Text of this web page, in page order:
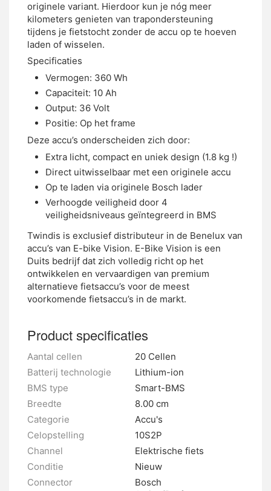
originele variant. Hierdoor kun je nóg meer
kilometers genieten van trapondersteuning
tijdens je fietstocht zonder de accu op te hoeven
laden of wisselen.
Specificaties
Vermogen: 360 Wh
Capaciteit: 10 Ah
Output: 36 Volt
Positie: Op het frame
Deze accu’s onderscheiden zich door:
Extra licht, compact en uniek design (1.8 kg !)
Direct uitwisselbaar met een originele accu
Op te laden via originele Bosch lader
Verhoogde veiligheid door 4
veiligheidsniveaus geïntegreerd in BMS
Twindis is exclusief distributeur in de Benelux van
accu’s van E-bike Vision. E-Bike Vision is een
Duits bedrijf dat zich volledig richt op het
ontwikkelen en vervaardigen van premium
alternatieve fietsaccu’s voor de meest
voorkomende fietsaccu’s in de markt.
Product specificaties
Aantal cellen
20 Cellen
Batterij technologie
Lithium-ion
BMS type
Smart-BMS
Breedte
8.00 cm
Categorie
Accu's
Celopstelling
10S2P
Channel
Elektrische fiets
Conditie
Nieuw
Connector
Bosch